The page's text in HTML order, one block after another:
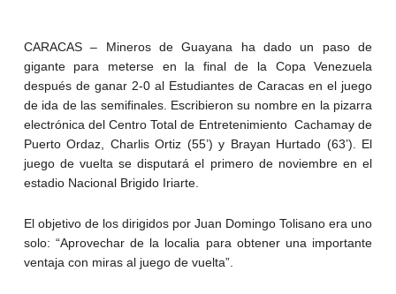
CARACAS – Mineros de Guayana ha dado un paso de
gigante para meterse en la final de la Copa Venezuela
después de ganar 2-0 al Estudiantes de Caracas en el juego
de ida de las semifinales. Escribieron su nombre en la pizarra
electrónica del Centro Total de Entretenimiento Cachamay de
Puerto Ordaz, Charlis Ortiz (55’) y Brayan Hurtado (63’). El
juego de vuelta se disputará el primero de noviembre en el
estadio Nacional Brigido Iriarte.
El objetivo de los dirigidos por Juan Domingo Tolisano era uno
solo: “Aprovechar de la localia para obtener una importante
ventaja con miras al juego de vuelta”.